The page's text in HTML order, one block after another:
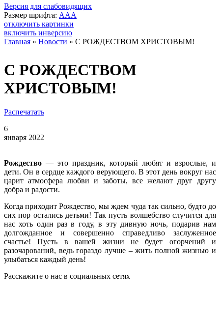
Версия для слабовидящих
Размер шрифта: AAA
отключить картинки
включить инверсию
Главная » Новости » С РОЖДЕСТВОМ ХРИСТОВЫМ!
С РОЖДЕСТВОМ
ХРИСТОВЫМ!
Распечатать
6
января 2022
Рождество — это праздник, который любят и взрослые, и
дети. Он в сердце каждого верующего. В этот день вокруг нас
царит атмосфера любви и заботы, все желают друг другу
добра и радости.
Когда приходит Рождество, мы ждем чуда так сильно, будто до
сих пор остались детьми! Так пусть волшебство случится для
нас хоть один раз в году, в эту дивную ночь, подарив нам
долгожданное и совершенно справедливо заслуженное
счастье! Пусть в вашей жизни не будет огорчений и
разочарований, ведь гораздо лучше – жить полной жизнью и
улыбаться каждый день!
Расскажите о нас в социальных сетях